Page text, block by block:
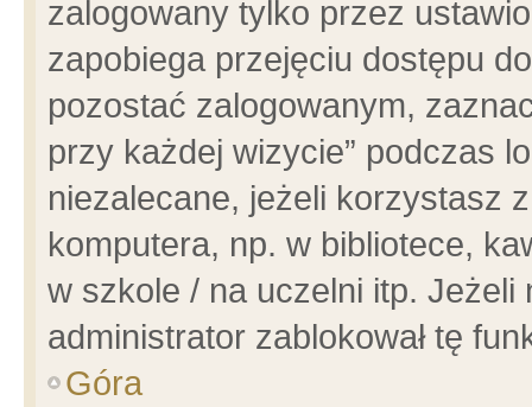
zalogowany tylko przez
zapobiega przejęciu dostępu
pozostać zalogowanym,
przy każdej wizycie” podczas
niezalecane, jeżeli korzystasz
komputera, np. w bibliotece,
w szkole / na uczelni itp.
administrator zablokował tę
Góra